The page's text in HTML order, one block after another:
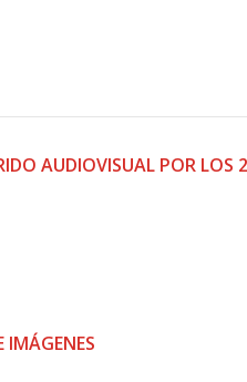
AUDIOVISUAL POR LOS
IMÁGENES